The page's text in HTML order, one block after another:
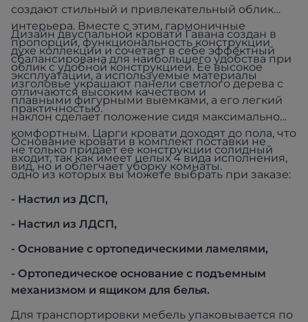
создают стильный и привлекательный облик
интерьера. Вместе с этим, гармоничные
пропорции, функциональность конструкции
сбалансирована для наибольшего удобства при
эксплуатации, а используемые материалы
отличаются высоким качеством и
практичностью.
Дизайн двуспальной кровати Гавана создан в
духе коллекции и сочетает в себе эффектный
облик с удобной конструкцией. Ее высокое
изголовье украшают панели светлого дерева с
плавными фигурными выемками, а его легкий
наклон сделает положение сидя максимально
комфортным. Царги кровати доходят до пола, что
не только придает ее конструкции солидный
вид, но и облегчает уборку комнаты.
Основание кровати в комплект поставки не
входит, так как имеет целых 4 вида исполнения,
одно из которых вы можете выбрать при заказе:
- Настил из ДСП,
- Настил из ЛДСП,
- Основание с ортопедическими ламелями,
- Ортопедическое основание с подъемным
механизмом и ящиком для белья.
Для транспортировки мебель упаковывается по